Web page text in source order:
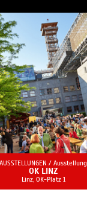
AUSSTELLUNGEN / Ausstellung
OK LINZ
Linz, OK-Platz 1